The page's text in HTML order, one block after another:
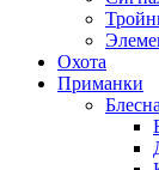
Охота
Приманки
Блесна